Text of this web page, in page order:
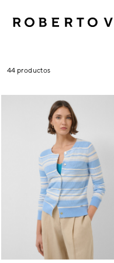
44 productos